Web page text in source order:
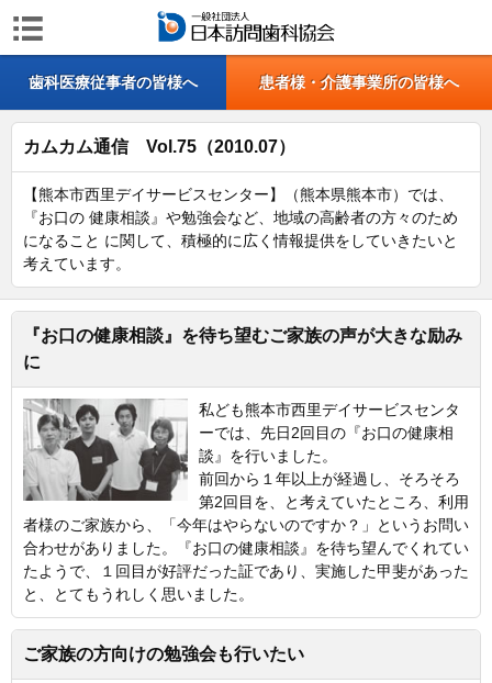
歯科医療従事者の皆様へ 患者様・介護事業所の皆様へ
カムカム通信 Vol.75（2010.07）
【熊本市西里デイサービスセンター】（熊本県熊本市）では、
『お口の 健康相談』や勉強会など、地域の高齢者の方々のため
になること に関して、積極的に広く情報提供をしていきたいと
考えています。
『お口の健康相談』を待ち望むご家族の声が大きな励み
に
私ども熊本市西里デイサービスセンタ
ーでは、先日2回目の『お口の健康相
談』を行いました。
前回から１年以上が経過し、そろそろ
第2回目を、と考えていたところ、利用
者様のご家族から、「今年はやらないのですか？」というお問い
合わせがありました。『お口の健康相談』を待ち望んでくれてい
たようで、１回目が好評だった証であり、実施した甲斐があった
と、とてもうれしく思いました。
ご家族の方向けの勉強会も行いたい